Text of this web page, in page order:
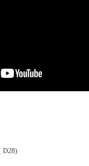
D28)